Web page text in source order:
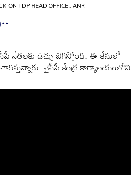
ON TDP HEAD OFFICE.. ANR
ఉచ్చు బిగిస్తోంది. ఈ కేసులో
వైసీపీ కేంద్ర కార్యాలయంలోని